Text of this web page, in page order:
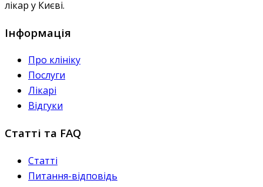
лікар у Києві.
Інформація
Про клініку
Послуги
Лікарі
Відгуки
Статті та FAQ
Статті
Питання-відповідь